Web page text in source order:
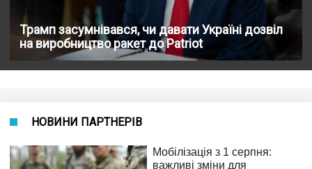
Трамп засумнівався, чи давати Україні дозвіл
на виробництво ракет до Patriot
НОВИНИ ПАРТНЕРІВ